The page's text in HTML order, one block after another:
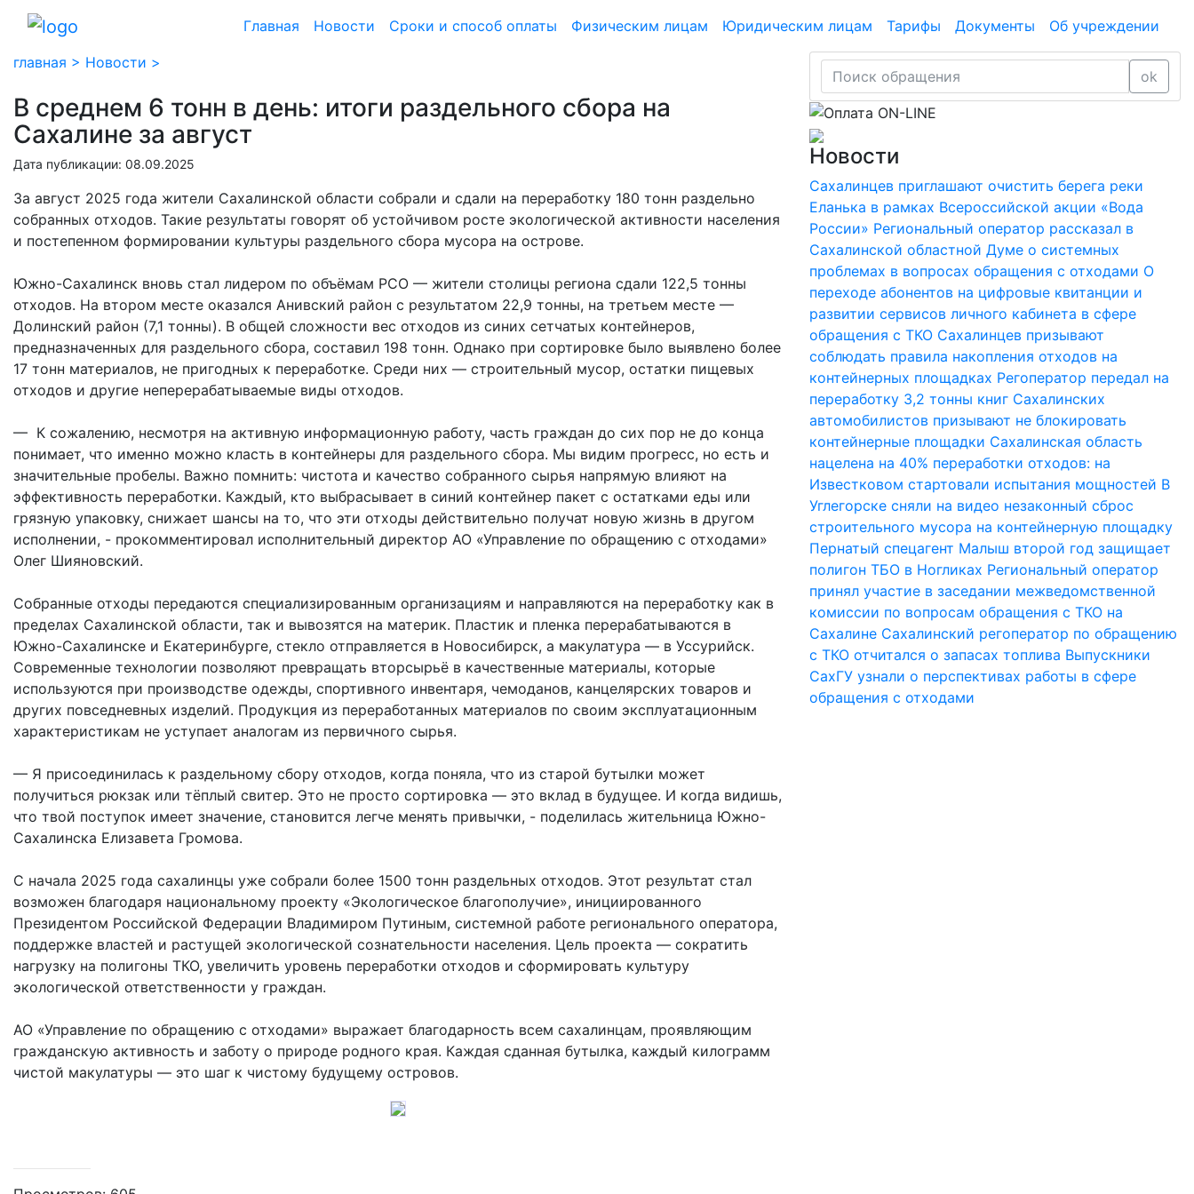
Главная Новости Сроки и способ оплаты Физическим лицам Юридическим лицам Тарифы Документы Об учреждении
главная > Новости >
В среднем 6 тонн в день: итоги раздельного сбора на
Сахалине за август
Дата публикации: 08.09.2025
За август 2025 года жители Сахалинской области собрали и сдали на переработку 180 тонн раздельно
собранных отходов. Такие результаты говорят об устойчивом росте экологической активности населения
и постепенном формировании культуры раздельного сбора мусора на острове.
Южно-Сахалинск вновь стал лидером по объёмам РСО — жители столицы региона сдали 122,5 тонны
отходов. На втором месте оказался Анивский район с результатом 22,9 тонны, на третьем месте —
Долинский район (7,1 тонны). В общей сложности вес отходов из синих сетчатых контейнеров,
предназначенных для раздельного сбора, составил 198 тонн. Однако при сортировке было выявлено более
17 тонн материалов, не пригодных к переработке. Среди них — строительный мусор, остатки пищевых
отходов и другие неперерабатываемые виды отходов.
— К сожалению, несмотря на активную информационную работу, часть граждан до сих пор не до конца
понимает, что именно можно класть в контейнеры для раздельного сбора. Мы видим прогресс, но есть и
значительные пробелы. Важно помнить: чистота и качество собранного сырья напрямую влияют на
эффективность переработки. Каждый, кто выбрасывает в синий контейнер пакет с остатками еды или
грязную упаковку, снижает шансы на то, что эти отходы действительно получат новую жизнь в другом
исполнении, - прокомментировал исполнительный директор АО «Управление по обращению с отходами»
Олег Шияновский.
Собранные отходы передаются специализированным организациям и направляются на переработку как в
пределах Сахалинской области, так и вывозятся на материк. Пластик и пленка перерабатываются в
Южно-Сахалинске и Екатеринбурге, стекло отправляется в Новосибирск, а макулатура — в Уссурийск.
Современные технологии позволяют превращать вторсырьё в качественные материалы, которые
используются при производстве одежды, спортивного инвентаря, чемоданов, канцелярских товаров и
других повседневных изделий. Продукция из переработанных материалов по своим эксплуатационным
характеристикам не уступает аналогам из первичного сырья.
— Я присоединилась к раздельному сбору отходов, когда поняла, что из старой бутылки может
получиться рюкзак или тёплый свитер. Это не просто сортировка — это вклад в будущее. И когда видишь,
что твой поступок имеет значение, становится легче менять привычки, - поделилась жительница Южно-
Сахалинска Елизавета Громова.
С начала 2025 года сахалинцы уже собрали более 1500 тонн раздельных отходов. Этот результат стал
возможен благодаря национальному проекту «Экологическое благополучие», инициированного
Президентом Российской Федерации Владимиром Путиным, системной работе регионального оператора,
поддержке властей и растущей экологической сознательности населения. Цель проекта — сократить
нагрузку на полигоны ТКО, увеличить уровень переработки отходов и сформировать культуру
экологической ответственности у граждан.
АО «Управление по обращению с отходами» выражает благодарность всем сахалинцам, проявляющим
гражданскую активность и заботу о природе родного края. Каждая сданная бутылка, каждый килограмм
чистой макулатуры — это шаг к чистому будущему островов.
ok
Новости
Сахалинцев приглашают очистить берега реки
Еланька в рамках Всероссийской акции «Вода
России» Региональный оператор рассказал в
Сахалинской областной Думе о системных
проблемах в вопросах обращения с отходами О
переходе абонентов на цифровые квитанции и
развитии сервисов личного кабинета в сфере
обращения с ТКО Сахалинцев призывают
соблюдать правила накопления отходов на
контейнерных площадках Регоператор передал на
переработку 3,2 тонны книг Сахалинских
автомобилистов призывают не блокировать
контейнерные площадки Сахалинская область
нацелена на 40% переработки отходов: на
Известковом стартовали испытания мощностей В
Углегорске сняли на видео незаконный сброс
строительного мусора на контейнерную площадку
Пернатый спецагент Малыш второй год защищает
полигон ТБО в Ногликах Региональный оператор
принял участие в заседании межведомственной
комиссии по вопросам обращения с ТКО на
Сахалине Сахалинский регоператор по обращению
с ТКО отчитался о запасах топлива Выпускники
СахГУ узнали о перспективах работы в сфере
обращения с отходами